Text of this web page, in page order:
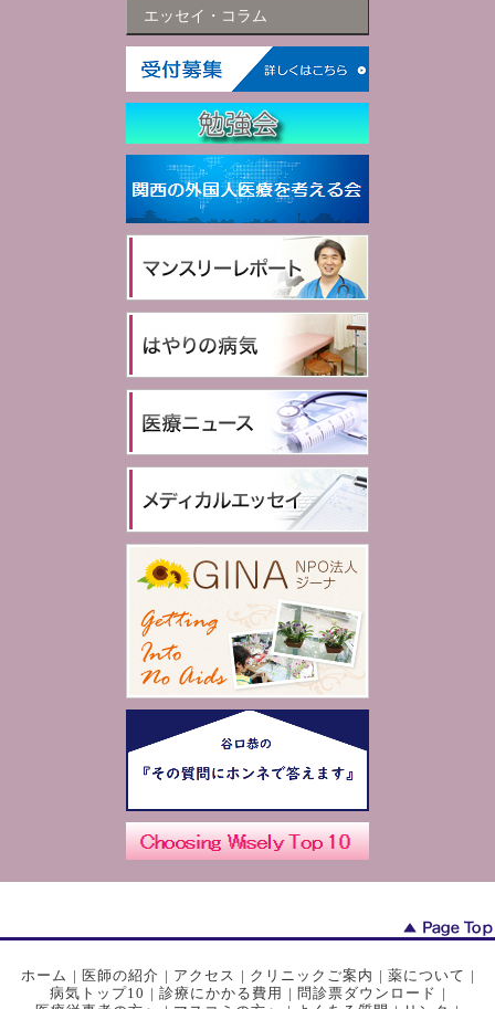
エッセイ・コラム
ホーム | 医師の紹介 | アクセス | クリニックご案内 | 薬について |
病気トップ10 | 診療にかかる費用 | 問診票ダウンロード |